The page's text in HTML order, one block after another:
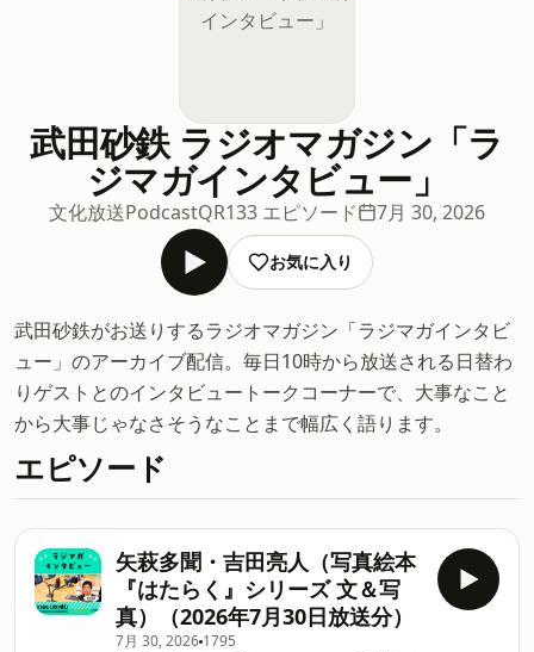
武田砂鉄 ラジオマガジン「ラ
ジマガインタビュー」
文化放送PodcastQR133 エピソード 7月 30, 2026
お気に入り
武田砂鉄がお送りするラジオマガジン「ラジマガインタビ
ュー」のアーカイブ配信。毎日10時から放送される日替わ
りゲストとのインタビュートークコーナーで、大事なこと
から大事じゃなさそうなことまで幅広く語ります。
エピソード
矢萩多聞・吉田亮人（写真絵本
『はたらく』シリーズ 文＆写
真）（2026年7月30日放送分）
7月 30, 2026 1795